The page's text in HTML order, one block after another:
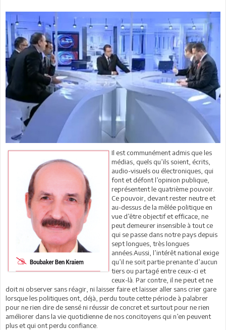
Il est communément admis que les
médias, quels qu’ils soient, écrits,
audio-visuels ou électroniques, qui
font et défont l’opinion publique,
représentent le quatrième pouvoir.
Ce pouvoir, devant rester neutre et
au-dessus de la mêlée politique en
vue d’être objectif et efficace, ne
peut demeurer insensible à tout ce
qui se passe dans notre pays depuis
sept longues, très longues
années.Aussi, l’intérêt national exige
qu’il ne soit partie prenante d’aucun
tiers ou partagé entre ceux-ci et
ceux-là. Par contre, il ne peut et ne
doit ni observer sans réagir, ni laisser faire et laisser aller sans crier gare
lorsque les politiques ont, déjà, perdu toute cette période à palabrer
pour ne rien dire de sensé ni réussir de concret et surtout pour ne rien
améliorer dans la vie quotidienne de nos concitoyens qui n’en peuvent
plus et qui ont perdu confiance.